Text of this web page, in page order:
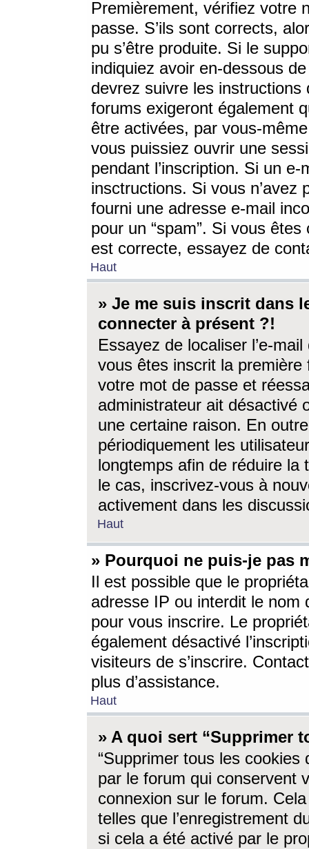
Premièrement, vérifiez votre
passe. S’ils sont corrects,
pu s’être produite. Si le
indiquiez avoir en-dessous
devrez suivre les
forums exigeront également
être activées, par vous-
vous puissiez ouvrir une
pendant l’inscription. Si un
insctructions. Si vous n’avez
fourni une adresse e-mail
pour un “spam”. Si vous
est correcte, essayez de
Haut
» Je me suis inscrit dans
connecter à présent ?!
Essayez de localiser l’e-
vous êtes inscrit la première
votre mot de passe et
administrateur ait désactivé
une certaine raison. En
périodiquement les
longtemps afin de réduire la
le cas, inscrivez-vous à
activement dans les
Haut
» Pourquoi ne puis-je pas
Il est possible que le
adresse IP ou interdit le nom
pour vous inscrire. Le
également désactivé
visiteurs de s’inscrire.
plus d’assistance.
Haut
» A quoi sert “Supprimer
“Supprimer tous les cookies
par le forum qui conservent
connexion sur le forum.
telles que l’enregistrement
si cela a été activé par le